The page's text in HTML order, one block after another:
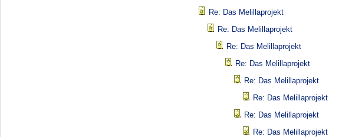
Re: Das Melillaprojekt
Re: Das Melillaprojekt
Re: Das Melillaprojekt
Re: Das Melillaprojekt
Re: Das Melillaprojekt
Re: Das Melillaprojekt
Re: Das Melillaprojekt
Re: Das Melillaprojekt